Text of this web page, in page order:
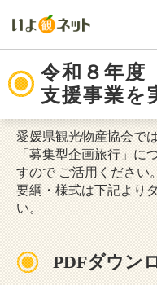
令和８年度
支援事業を
愛媛県観光物産協会で
「募集型企画旅行」に
すので ご活用ください。
要綱・様式は下記より
い。
PDFダウン